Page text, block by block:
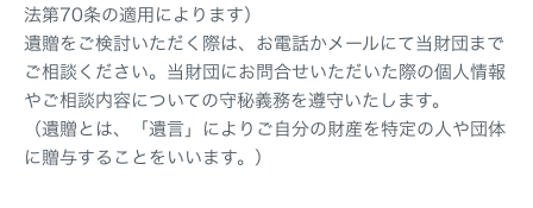
法第70条の適用によります）
遺贈をご検討いただく際は、お電話かメールにて当財団まで
ご相談ください。当財団にお問合せいただいた際の個人情報
やご相談内容についての守秘義務を遵守いたします。
（遺贈とは、「遺言」によりご自分の財産を特定の人や団体
に贈与することをいいます。）